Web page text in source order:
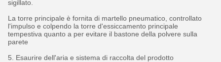
sigillato.
La torre principale è fornita di martello pneumatico, controllato
l'impulso e colpendo la torre d'essiccamento principale
tempestiva quanto a per evitare il bastone della polvere sulla
parete
5. Esaurire dell'aria e sistema di raccolta del prodotto